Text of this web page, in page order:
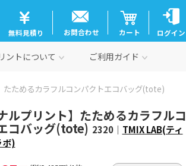
無料見積り お問合わせ カート ログイン
ントについて ご利用ガイド
たためるカラフルコンパクトエコバッグ(tote)
ルプリント】たためるカラフルコ
コバッグ(tote) 2320｜ TMIX LAB(ティ
ボ)